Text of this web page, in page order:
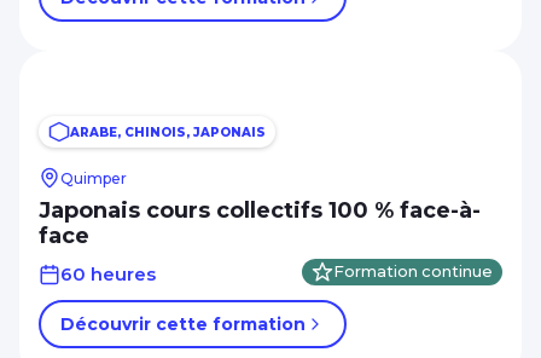
ARABE, CHINOIS, JAPONAIS
Quimper
Japonais cours collectifs 100 % face-à-
face
60 heures Formation continue
Découvrir cette formation